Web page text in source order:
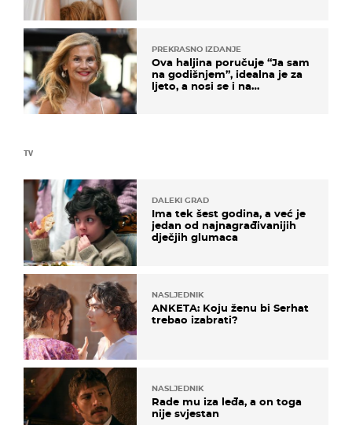
TV
DALEKI GRAD
Ima tek šest godina, a već je
jedan od najnagrađivanijih
dječjih glumaca
NASLJEDNIK
ANKETA: Koju ženu bi Serhat
trebao izabrati?
NASLJEDNIK
Rade mu iza leđa, a on toga
nije svjestan
PREKRASNO IZDANJE
Ova haljina poručuje “Ja sam
na godišnjem”, idealna je za
ljeto, a nosi se i na